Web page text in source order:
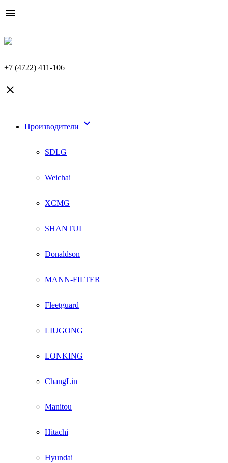

+7 (4722) 411-106

Производители 
SDLG
Weichai
XCMG
SHANTUI
Donaldson
MANN-FILTER
Fleetguard
LIUGONG
LONKING
ChangLin
Manitou
Hitachi
Hyundai